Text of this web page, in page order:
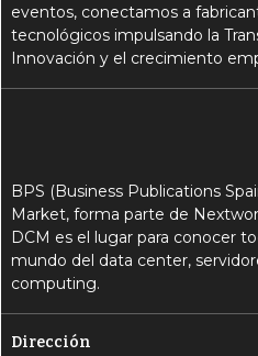
eventos, conectamos a
tecnológicos impulsando la
Innovación y el crecimiento
BPS (Business Publications
Market, forma parte de
DCM es el lugar para conocer
mundo del data center,
computing.
Dirección